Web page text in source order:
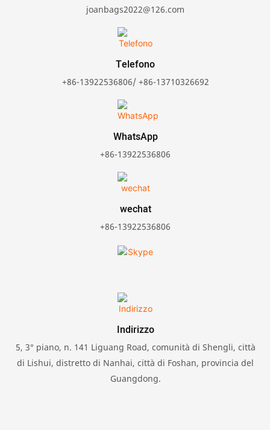
joanbags2022@126.com
Telefono
+86-13922536806/ +86-13710326692
WhatsApp
+86-13922536806
wechat
+86-13922536806
Indirizzo
5, 3° piano, n. 141 Liguang Road, comunità di Shengli, città
di Lishui, distretto di Nanhai, città di Foshan, provincia del
Guangdong.